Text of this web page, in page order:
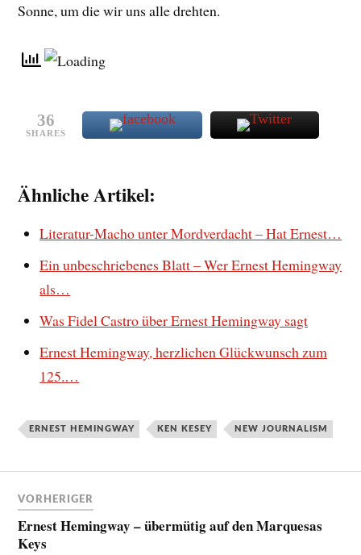
Sonne, um die wir uns alle drehten.
36
SHARES
Ähnliche Artikel:
Literatur-Macho unter Mordverdacht – Hat Ernest…
Ein unbeschriebenes Blatt – Wer Ernest Hemingway
als…
Was Fidel Castro über Ernest Hemingway sagt
Ernest Hemingway, herzlichen Glückwunsch zum
125.…
ERNEST HEMINGWAY KEN KESEY NEW JOURNALISM
VORHERIGER
Ernest Hemingway – übermütig auf den Marquesas
Keys